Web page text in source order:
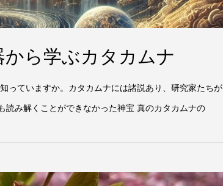
ら学ぶカタカムナ
っていますか。カタカムナには諸説あり、研究家たちが
み解くことができなかった神宝 真のカタカムナの